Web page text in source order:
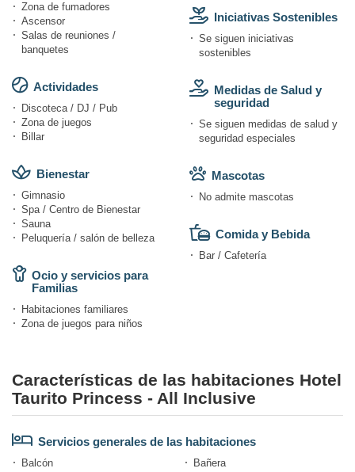
Zona de fumadores
Ascensor
Salas de reuniones /
banquetes
Actividades
Discoteca / DJ / Pub
Zona de juegos
Billar
Bienestar
Gimnasio
Spa / Centro de Bienestar
Sauna
Peluquería / salón de belleza
Ocio y servicios para
Familias
Habitaciones familiares
Zona de juegos para niños
Iniciativas Sostenibles
Se siguen iniciativas
sostenibles
Medidas de Salud y
seguridad
Se siguen medidas de salud y
seguridad especiales
Mascotas
No admite mascotas
Comida y Bebida
Bar / Cafetería
Características de las habitaciones Hotel
Taurito Princess - All Inclusive
Servicios generales de las habitaciones
Balcón
Bañera